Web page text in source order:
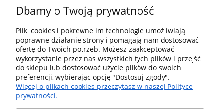
Festool Zestaw wyposażenia ZS-
OF 1010 M do Frezarki OF1010,
Dbamy o Twoją prywatność
Pliki cookies i pokrewne im technologie umożliwiają
poprawne działanie strony i pomagają nam dostosować
ofertę do Twoich potrzeb. Możesz zaakceptować
wykorzystanie przez nas wszystkich tych plików i przejść
do sklepu lub dostosować użycie plików do swoich
preferencji, wybierając opcję "Dostosuj zgody".
Więcej o plikach cookies przeczytasz w naszej Polityce
prywatności.